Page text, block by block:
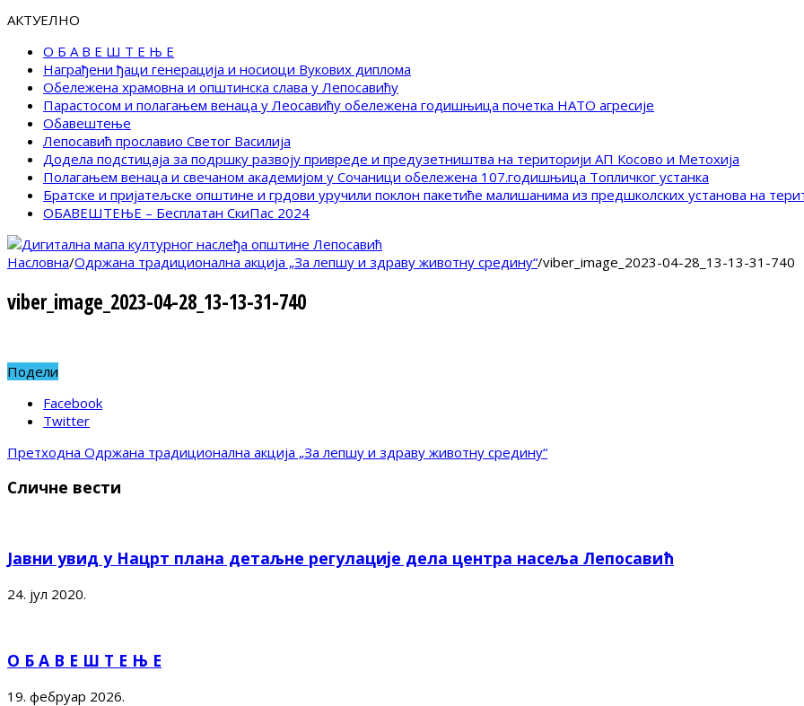
АКТУЕЛНО
О Б А В Е Ш Т Е Њ Е
Награђени ђаци генерација и носиоци Вукових диплома
Обележена храмовна и општинска слава у Лепосавићу
Парастосом и полагањем венаца у Леосавићу обележена годишњица почетка НАТО агресије
Обавештење
Лепосавић прославио Светог Василија
Додела подстицаја за подршку развоју привреде и предузетништва на територији АП Косово и Метохија
Полагањем венаца и свечаном академијом у Сочаници обележена 107.годишњица Топличког устанка
Братске и пријатељске општине и грдови уручили поклон пакетиће малишанима из предшколских установа на
ОБАВЕШТЕЊЕ – Бесплатан СкиПас 2024
Насловна/Одржана традиционална акција „За лепшу и здраву животну средину“/viber_image_2023-04-28_13-13-31-740
viber_image_2023-04-28_13-13-31-740
Подели
Facebook
Twitter
Претходна Одржана традиционална акција „За лепшу и здраву животну средину“
Сличне вести
Јавни увид у Нацрт плана детаљне регулације дела центра насеља Лепосавић
24. јул 2020.
О Б А В Е Ш Т Е Њ Е
19. фебруар 2026.